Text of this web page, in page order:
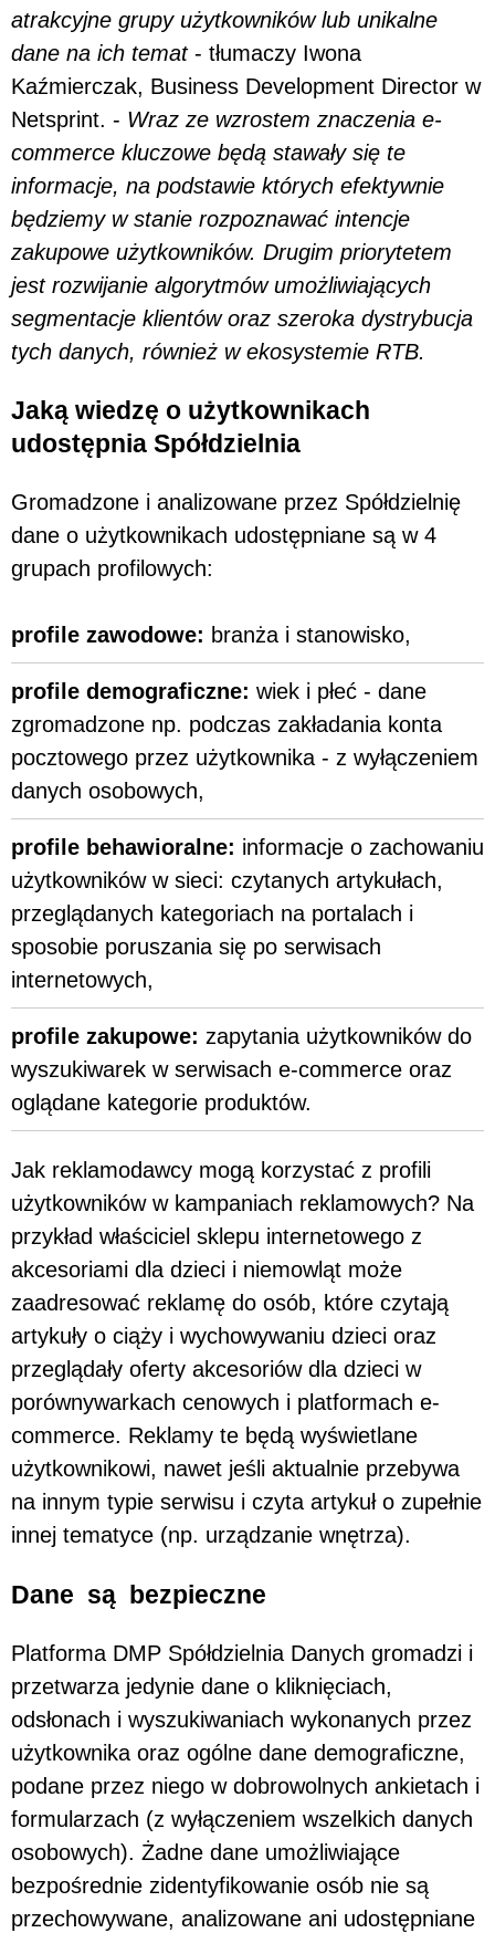
atrakcyjne grupy użytkowników lub unikalne
dane na ich temat - tłumaczy Iwona
Kaźmierczak, Business Development Director w
Netsprint. - Wraz ze wzrostem znaczenia e-
commerce kluczowe będą stawały się te
informacje, na podstawie których efektywnie
będziemy w stanie rozpoznawać intencje
zakupowe użytkowników. Drugim priorytetem
jest rozwijanie algorytmów umożliwiających
segmentacje klientów oraz szeroka dystrybucja
tych danych, również w ekosystemie RTB.
Jaką wiedzę o użytkownikach
udostępnia Spółdzielnia
Gromadzone i analizowane przez Spółdzielnię
dane o użytkownikach udostępniane są w 4
grupach profilowych:
profile zawodowe: branża i stanowisko,
profile demograficzne: wiek i płeć - dane
zgromadzone np. podczas zakładania konta
pocztowego przez użytkownika - z wyłączeniem
danych osobowych,
profile behawioralne: informacje o zachowaniu
użytkowników w sieci: czytanych artykułach,
przeglądanych kategoriach na portalach i
sposobie poruszania się po serwisach
internetowych,
profile zakupowe: zapytania użytkowników do
wyszukiwarek w serwisach e-commerce oraz
oglądane kategorie produktów.
Jak reklamodawcy mogą korzystać z profili
użytkowników w kampaniach reklamowych? Na
przykład właściciel sklepu internetowego z
akcesoriami dla dzieci i niemowląt może
zaadresować reklamę do osób, które czytają
artykuły o ciąży i wychowywaniu dzieci oraz
przeglądały oferty akcesoriów dla dzieci w
porównywarkach cenowych i platformach e-
commerce. Reklamy te będą wyświetlane
użytkownikowi, nawet jeśli aktualnie przebywa
na innym typie serwisu i czyta artykuł o zupełnie
innej tematyce (np. urządzanie wnętrza).
Dane są bezpieczne
Platforma DMP Spółdzielnia Danych gromadzi i
przetwarza jedynie dane o kliknięciach,
odsłonach i wyszukiwaniach wykonanych przez
użytkownika oraz ogólne dane demograficzne,
podane przez niego w dobrowolnych ankietach i
formularzach (z wyłączeniem wszelkich danych
osobowych). Żadne dane umożliwiające
bezpośrednie zidentyfikowanie osób nie są
przechowywane, analizowane ani udostępniane